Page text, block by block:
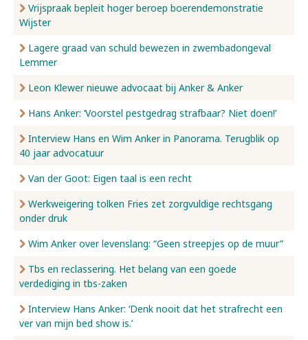
Vrijspraak bepleit hoger beroep boerendemonstratie
Wijster
Lagere graad van schuld bewezen in zwembadongeval
Lemmer
Leon Klewer nieuwe advocaat bij Anker & Anker
Hans Anker: ‘Voorstel pestgedrag strafbaar? Niet doen!’
Interview Hans en Wim Anker in Panorama. Terugblik op
40 jaar advocatuur
Van der Goot: Eigen taal is een recht
Werkweigering tolken Fries zet zorgvuldige rechtsgang
onder druk
Wim Anker over levenslang: “Geen streepjes op de muur”
Tbs en reclassering. Het belang van een goede
verdediging in tbs-zaken
Interview Hans Anker: ‘Denk nooit dat het strafrecht een
ver van mijn bed show is.’